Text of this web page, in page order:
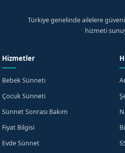
Türkiye genelinde ailelere
hizmeti
Hizmetler
Bebek Sünneti
Çocuk Sünneti
Sünnet Sonrası Bakım
Fiyat Bilgisi
Evde Sünnet